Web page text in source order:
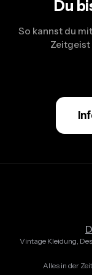
Du
So kannst du
Zeitgeist
Vintage Kleidung,
Alles in der